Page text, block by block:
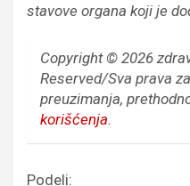
stavove organa koji je
Copyright © 2026
Reserved/Sva prava
preuzimanja,
korišćenja.
Podeli: